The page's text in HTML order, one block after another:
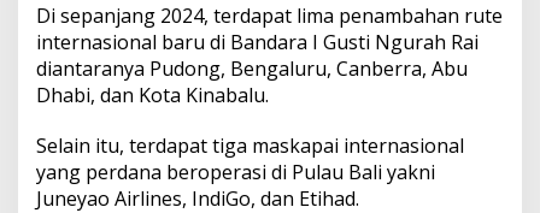
Di sepanjang 2024, terdapat lima penambahan rute
internasional baru di Bandara I Gusti Ngurah Rai
diantaranya Pudong, Bengaluru, Canberra, Abu
Dhabi, dan Kota Kinabalu.
Selain itu, terdapat tiga maskapai internasional
yang perdana beroperasi di Pulau Bali yakni
Juneyao Airlines, IndiGo, dan Etihad.